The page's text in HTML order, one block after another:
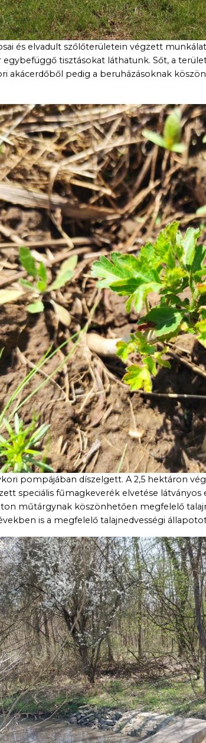
és elvadult szőlőterületein végzett
tisztásokat láthatunk. Sőt, a
akácerdőből pedig a beruházásoknak
pompájában díszelgett. A 2,5 hektáron
speciális fűmagkeverék elvetése
műtárgynak köszönhetően megfelelő
is a megfelelő talajnedvességi